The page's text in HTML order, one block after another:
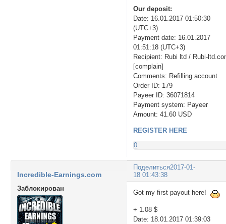
Our deposit:
Date: 16.01.2017 01:50:30
(UTC+3)
Payment date: 16.01.2017
01:51:18 (UTC+3)
Recipient: Rubi ltd / Rubi-
[complain]
Comments: Refilling account
Order ID: 179
Payeer ID: 36071814
Payment system: Payeer
Amount: 41.60 USD
REGISTER HERE
0
Поделиться2017-01-
18 01:43:38
Incredible-Earnings.com
Заблокирован
Got my first payout here!
+ 1.08 $
Date: 18.01.2017 01:39:03